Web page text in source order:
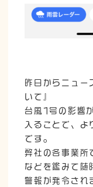
昨日からニュー
いて』
台風1号の影響
入ることで、よ
です。
弊社の各事業所
などを鑑みて随
警報が発令され